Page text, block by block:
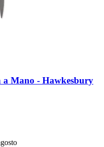
a Mano -​ Hawkesbury